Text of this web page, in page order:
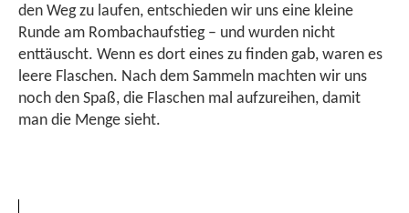
den Weg zu laufen, entschieden wir uns eine kleine
Runde am Rombachaufstieg – und wurden nicht
enttäuscht. Wenn es dort eines zu finden gab, waren es
leere Flaschen. Nach dem Sammeln machten wir uns
noch den Spaß, die Flaschen mal aufzureihen, damit
man die Menge sieht.